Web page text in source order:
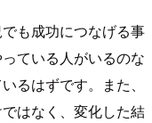
も成功につなげる事
ている人がいるのな
るはずです。また、
はなく、変化した結